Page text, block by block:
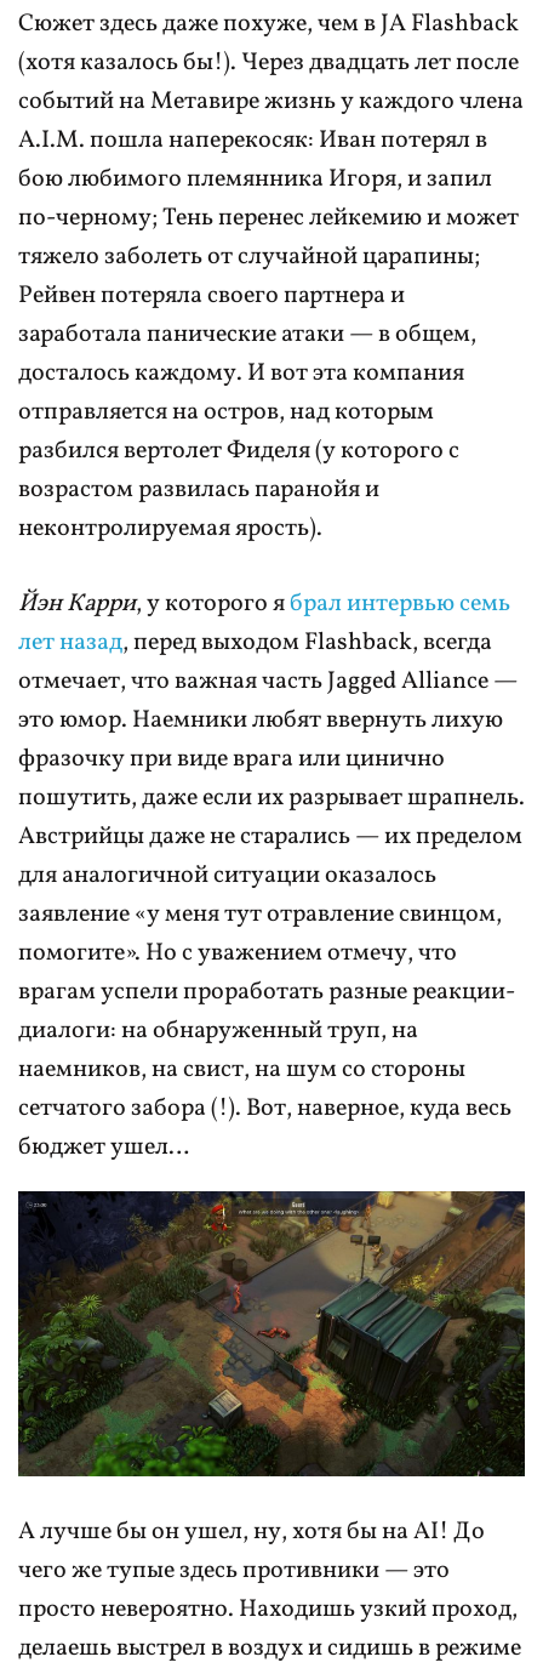
Сюжет здесь даже похуже, чем в JA Flashback
(хотя казалось бы!). Через двадцать лет после
событий на Метавире жизнь у каждого члена
A.I.M. пошла наперекосяк: Иван потерял в
бою любимого племянника Игоря, и запил
по-черному; Тень перенес лейкемию и может
тяжело заболеть от случайной царапины;
Рейвен потеряла своего партнера и
заработала панические атаки — в общем,
досталось каждому. И вот эта компания
отправляется на остров, над которым
разбился вертолет Фиделя (у которого с
возрастом развилась паранойя и
неконтролируемая ярость).
Йэн Карри, у которого ябрал интервью семь
лет назад, перед выходом Flashback, всегда
отмечает, что важная часть Jagged Alliance —
это юмор. Наемники любят ввернуть лихую
фразочку при виде врага или цинично
пошутить, даже если их разрывает шрапнель.
Австрийцы даже не старались — их пределом
для аналогичной ситуации оказалось
заявление «у меня тут отравление свинцом,
помогите». Но с уважением отмечу, что
врагам успели проработать разные реакции-
диалоги: на обнаруженный труп, на
наемников, на свист, на шум со стороны
сетчатого забора (!). Вот, наверное, куда весь
бюджет ушел…
А лучше бы он ушел, ну, хотя бы на AI! До
чего же тупые здесь противники — это
просто невероятно. Находишь узкий проход,
делаешь выстрел в воздух и сидишь в режиме